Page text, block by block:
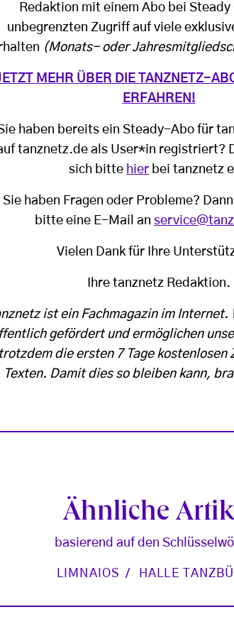
Redaktion mit einem Abo bei
unbegrenzten Zugriff auf viele
(Monats- oder
MEHR ÜBER DIE TANZNETZ-
ERFAHREN!
haben bereits ein Steady-Abo für
tanznetz.de als User*in registriert?
sich bitte hier bei tanznetz
Sie haben Fragen oder Probleme?
bitte eine E-Mail an
Vielen Dank für Ihre
Ihre tanznetz Redaktion.
ist ein Fachmagazin im Internet.
gefördert und ermöglichen
die ersten 7 Tage kostenlosen
Texten. Damit dies so bleiben kann,
Ähnliche
basierend auf den
LIMNAIOS HALLE